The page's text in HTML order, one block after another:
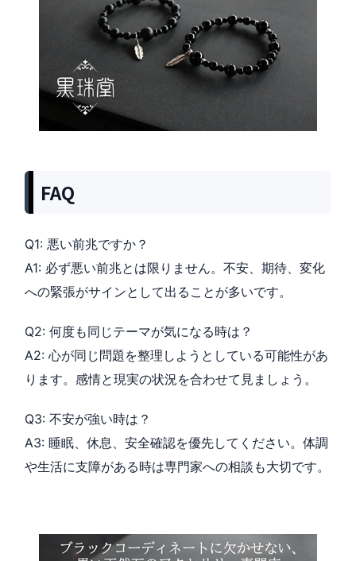
FAQ
Q1: 悪い前兆ですか？
A1: 必ず悪い前兆とは限りません。不安、期待、変化
への緊張がサインとして出ることが多いです。
Q2: 何度も同じテーマが気になる時は？
A2: 心が同じ問題を整理しようとしている可能性があ
ります。感情と現実の状況を合わせて見ましょう。
Q3: 不安が強い時は？
A3: 睡眠、休息、安全確認を優先してください。体調
や生活に支障がある時は専門家への相談も大切です。